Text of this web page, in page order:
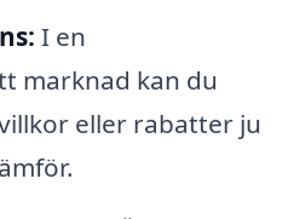
I en
marknad kan du
eller rabatter ju